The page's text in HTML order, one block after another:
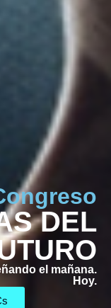
DEL
el mañana.
Hoy.